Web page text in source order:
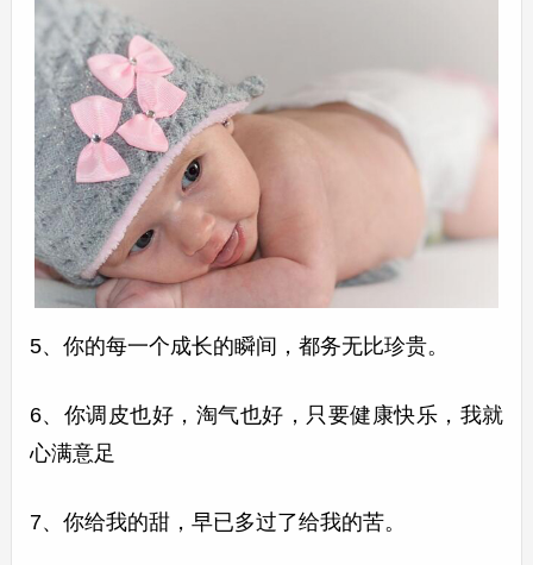
5、你的每一个成长的瞬间，都务无比珍贵。
6、你调皮也好，淘气也好，只要健康快乐，我就
心满意足
7、你给我的甜，早已多过了给我的苦。